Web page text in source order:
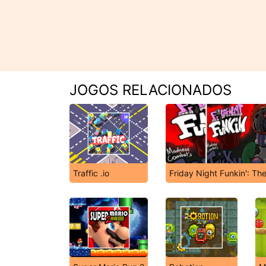
JOGOS RELACIONADOS
Traffic .io Friday Night Funkin':